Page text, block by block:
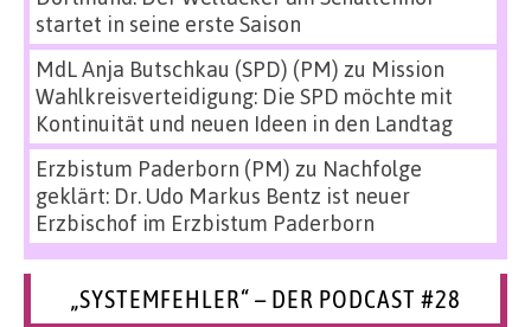
startet in seine erste Saison
MdL Anja Butschkau (SPD) (PM) zu Mission
Wahlkreisverteidigung: Die SPD möchte mit
Kontinuität und neuen Ideen in den Landtag
Erzbistum Paderborn (PM) zu Nachfolge
geklärt: Dr. Udo Markus Bentz ist neuer
Erzbischof im Erzbistum Paderborn
„SYSTEMFEHLER“ – DER PODCAST #28